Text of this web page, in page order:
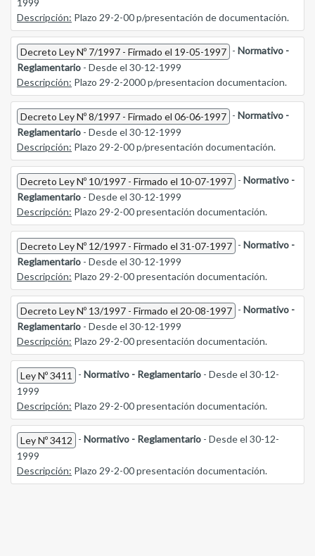
1999
Descripción: Plazo 29-2-00 p/presentación de documentación.
Decreto Ley Nº 7/1997 - Firmado el 19-05-1997 - Normativo -
Reglamentario - Desde el 30-12-1999
Descripción: Plazo 29-2-2000 p/presentacion documentacion.
Decreto Ley Nº 8/1997 - Firmado el 06-06-1997 - Normativo -
Reglamentario - Desde el 30-12-1999
Descripción: Plazo 29-2-00 p/presentación documentación.
Decreto Ley Nº 10/1997 - Firmado el 10-07-1997 - Normativo -
Reglamentario - Desde el 30-12-1999
Descripción: Plazo 29-2-00 presentación documentación.
Decreto Ley Nº 12/1997 - Firmado el 31-07-1997 - Normativo -
Reglamentario - Desde el 30-12-1999
Descripción: Plazo 29-2-00 presentación documentación.
Decreto Ley Nº 13/1997 - Firmado el 20-08-1997 - Normativo -
Reglamentario - Desde el 30-12-1999
Descripción: Plazo 29-2-00 presentación documentación.
Ley Nº 3411 - Normativo - Reglamentario - Desde el 30-12-
1999
Descripción: Plazo 29-2-00 presentación documentación.
Ley Nº 3412 - Normativo - Reglamentario - Desde el 30-12-
1999
Descripción: Plazo 29-2-00 presentación documentación.